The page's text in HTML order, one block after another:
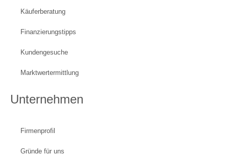
Käuferberatung
Finanzierungstipps
Kundengesuche
Marktwertermittlung
Unternehmen
Firmenprofil
Gründe für uns